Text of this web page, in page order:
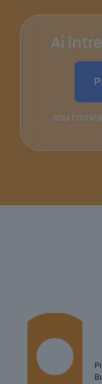
Ai
sau